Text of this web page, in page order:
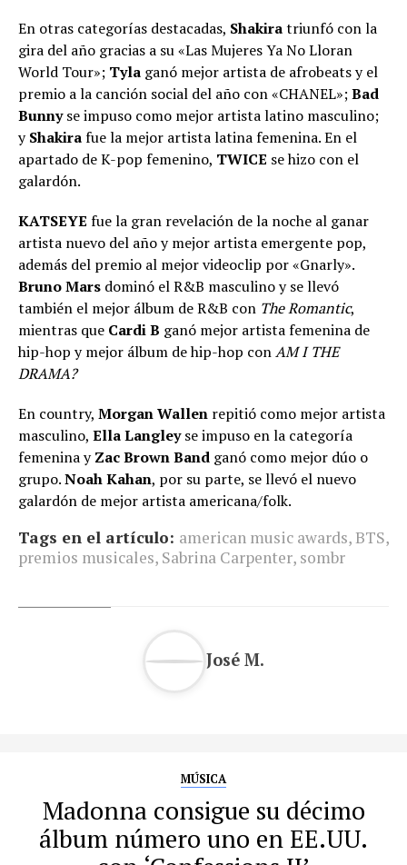
En otras categorías destacadas, Shakiratriunfó con la
gira del año gracias a su «Las Mujeres Ya No Lloran
World Tour»; Tyla ganó mejor artista de afrobeats y el
premio a la canción social del año con «CHANEL»;Bad
Bunnyse impuso como mejor artista latino masculino;
yShakirafue la mejor artista latina femenina. En el
apartado de K-pop femenino, TWICE se hizo con el
galardón.
KATSEYE fue la gran revelación de la noche al ganar
artista nuevo del año y mejor artista emergente pop,
además del premio al mejor videoclip por «Gnarly».
Bruno Mars dominó el R&B masculino y se llevó
también el mejor álbum de R&B con The Romantic,
mientras que Cardi B ganó mejor artista femenina de
hip-hop y mejor álbum de hip-hop conAM I THE
DRAMA?
En country, Morgan Wallen repitió como mejor artista
masculino, Ella Langleyse impuso en la categoría
femenina yZac Brown Band ganó como mejor dúo o
grupo.Noah Kahan, por su parte, se llevó el nuevo
galardón de mejor artista americana/folk.
Tags en el artículo: american music awards,BTS,
premios musicales, Sabrina Carpenter, sombr
José M.
MÚSICA
Madonna consigue su décimo
álbum número uno en EE.UU.